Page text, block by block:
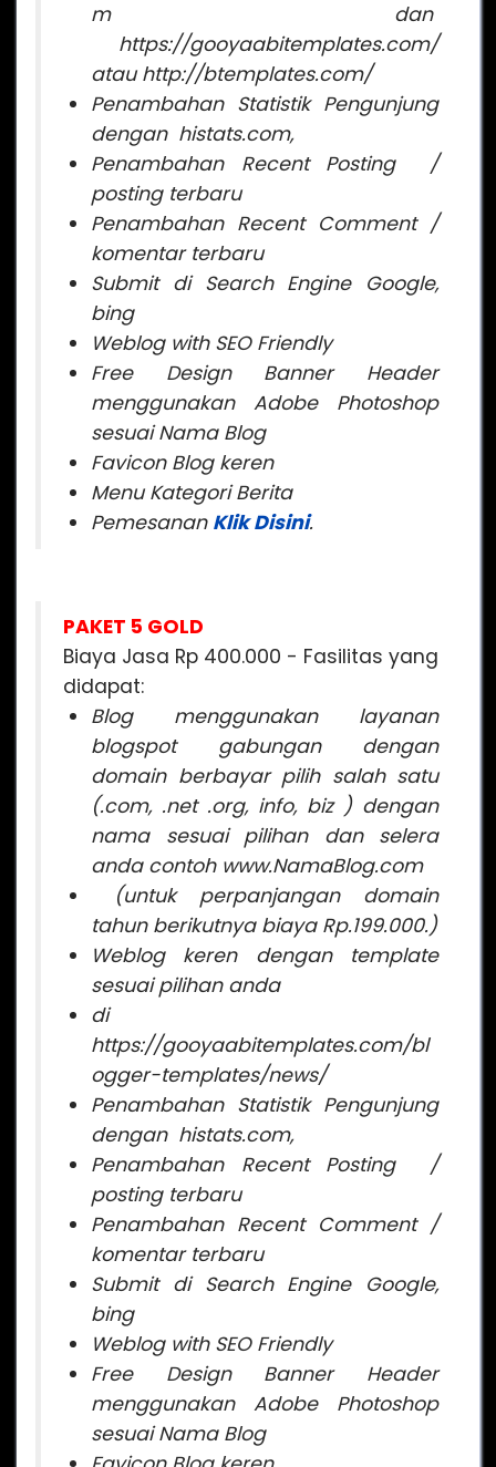
m dan
https://gooyaabitemplates.com/
atau http://btemplates.com/
Penambahan Statistik Pengunjung
dengan histats.com,
Penambahan Recent Posting /
posting terbaru
Penambahan Recent Comment /
komentar terbaru
Submit di Search Engine Google,
bing
Weblog with SEO Friendly
Free Design Banner Header
menggunakan Adobe Photoshop
sesuai Nama Blog
Favicon Blog keren
Menu Kategori Berita
Pemesanan Klik Disini.
PAKET 5 GOLD
Biaya Jasa Rp 400.000 - Fasilitas yang
didapat:
Blog menggunakan layanan
blogspot gabungan dengan
domain berbayar pilih salah satu
(.com, .net .org, info, biz ) dengan
nama sesuai pilihan dan selera
anda contoh www.NamaBlog.com
(untuk perpanjangan domain
tahun berikutnya biaya Rp.199.000.)
Weblog keren dengan template
sesuai pilihan anda
di
https://gooyaabitemplates.com/bl
ogger-templates/news/
Penambahan Statistik Pengunjung
dengan histats.com,
Penambahan Recent Posting /
posting terbaru
Penambahan Recent Comment /
komentar terbaru
Submit di Search Engine Google,
bing
Weblog with SEO Friendly
Free Design Banner Header
menggunakan Adobe Photoshop
sesuai Nama Blog